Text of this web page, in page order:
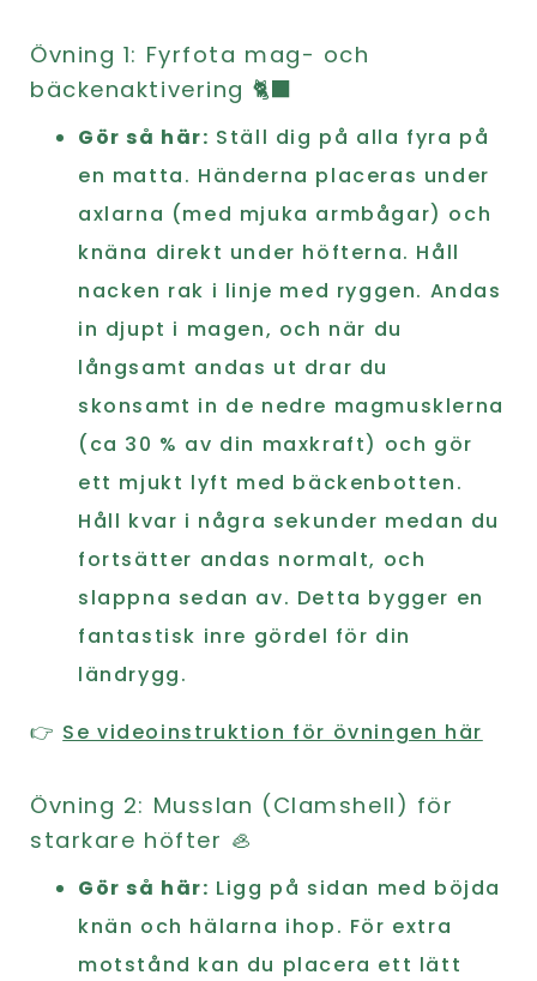
Övning 1: Fyrfota mag- och
bäckenaktivering 🐈‍⬛
Gör så här: Ställ dig på alla fyra på
en matta. Händerna placeras under
axlarna (med mjuka armbågar) och
knäna direkt under höfterna. Håll
nacken rak i linje med ryggen. Andas
in djupt i magen, och när du
långsamt andas ut drar du
skonsamt in de nedre magmusklerna
(ca 30 % av din maxkraft) och gör
ett mjukt lyft med bäckenbotten.
Håll kvar i några sekunder medan du
fortsätter andas normalt, och
slappna sedan av. Detta bygger en
fantastisk inre gördel för din
ländrygg.
👉 Se videoinstruktion för övningen här
Övning 2: Musslan (Clamshell) för
starkare höfter 🦪
Gör så här: Ligg på sidan med böjda
knän och hälarna ihop. För extra
motstånd kan du placera ett lätt